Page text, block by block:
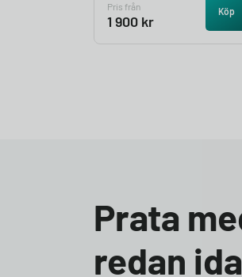
Pris från
1 900 kr
Köp
Prata
redan